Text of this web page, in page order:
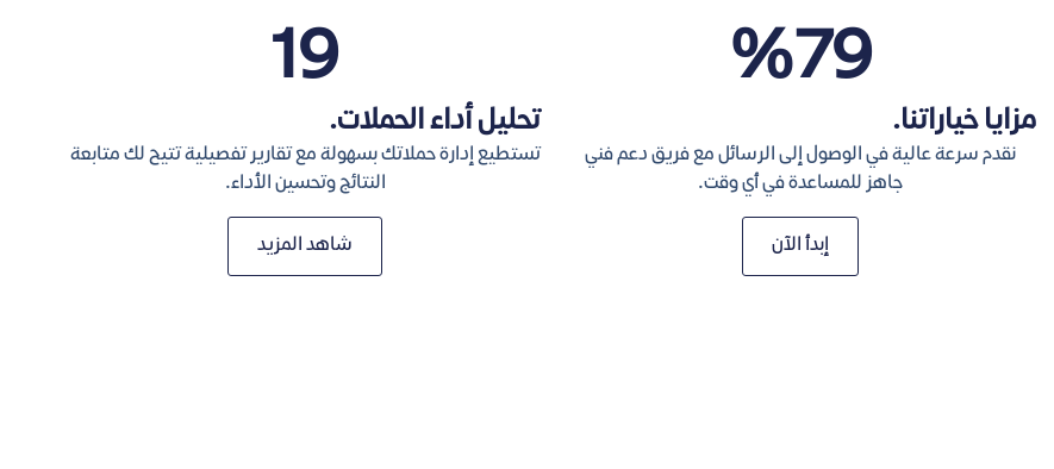
80
%
مزايا خياراتنا.
نقدم سرعة عالية في الوصول إلى الرسائل مع فريق دعم فني
جاهز للمساعدة في أي وقت.
إبدأ الآن
20
تحليل أداء الحملات.
تستطيع إدارة حملاتك بسهولة مع تقارير تفصيلية تتيح لك متابعة
النتائج وتحسين الأداء.
شاهد المزيد